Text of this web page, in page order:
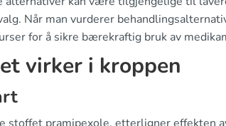
Når man vurderer
for å sikre bærekraftig bruk av
virker i kroppen